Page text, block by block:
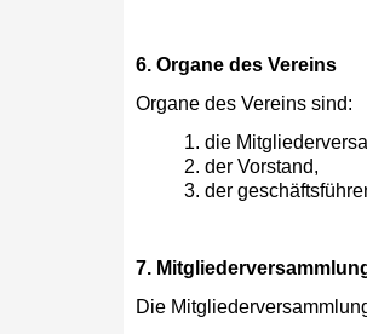
6. Organe des Vereins
Organe des Vereins sind:
1. die
2. der Vorstand,
3. der
7.
Die